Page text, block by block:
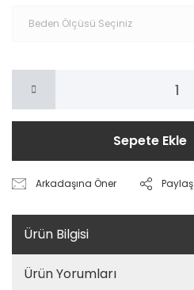
Sepete Ekle
Arkadaşına Öner Paylaş
Ürün Bilgisi
Ürün Yorumları